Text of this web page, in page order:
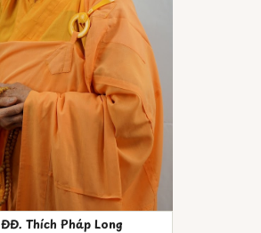
ĐĐ. Thích Pháp Long